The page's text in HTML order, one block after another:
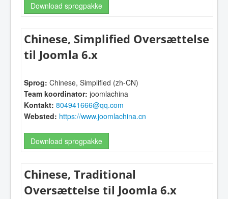
Download sprogpakke
Chinese, Simplified Oversættelse
til Joomla 6.x
Sprog: Chinese, Simplified (zh-CN)
Team koordinator: joomlachina
Kontakt: 804941666@qq.com
Websted: https://www.joomlachina.cn
Download sprogpakke
Chinese, Traditional
Oversættelse til Joomla 6.x